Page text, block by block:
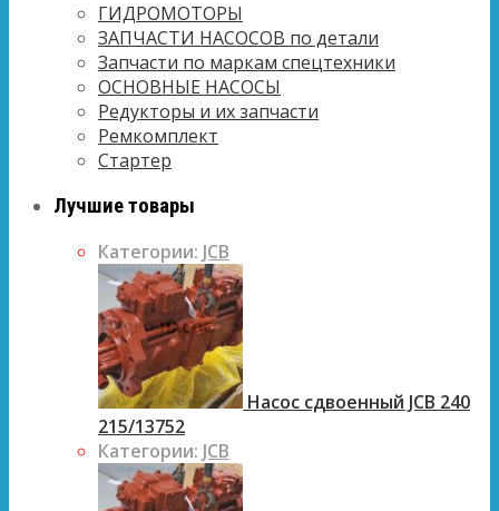
ГИДРОМОТОРЫ
ЗАПЧАСТИ НАСОСОВ по детали
Запчасти по маркам спецтехники
ОСНОВНЫЕ НАСОСЫ
Редукторы и их запчасти
Ремкомплект
Стартер
Лучшие товары
Категории: JCB
Насос сдвоенный JCB 240
215/13752
Категории: JCB